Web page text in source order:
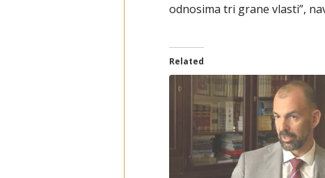
odnosima tri grane vlasti”,
Related